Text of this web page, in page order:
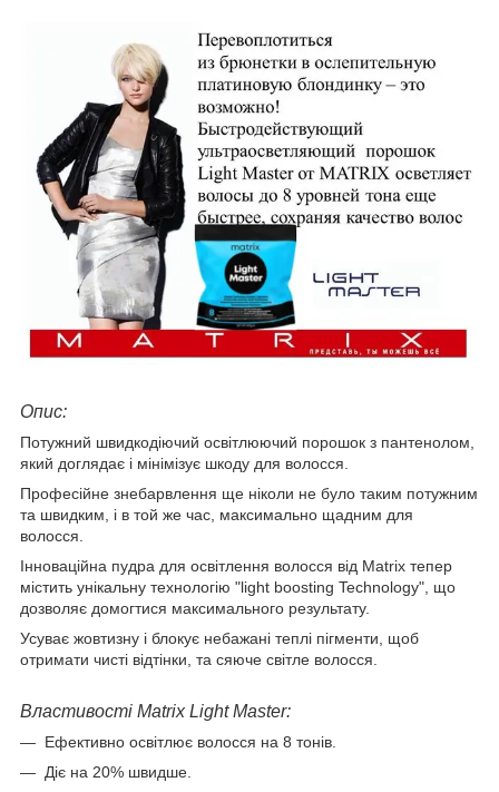
Опис:
Потужний швидкодіючий освітлюючий порошок з пантенолом,
який доглядає і мінімізує шкоду для волосся.
Професійне знебарвлення ще ніколи не було таким потужним
та швидким, і в той же час, максимально щадним для
волосся.
Інноваційна пудра для освітлення волосся від Matrix тепер
містить унікальну технологію "light boosting Technology", що
дозволяє домогтися максимального результату.
Усуває жовтизну і блокує небажані теплі пігменти, щоб
отримати чисті відтінки, та сяюче світле волосся.
Властивості Matrix Light Master:
― Ефективно освітлює волосся на 8 тонів.
― Діє на 20% швидше.